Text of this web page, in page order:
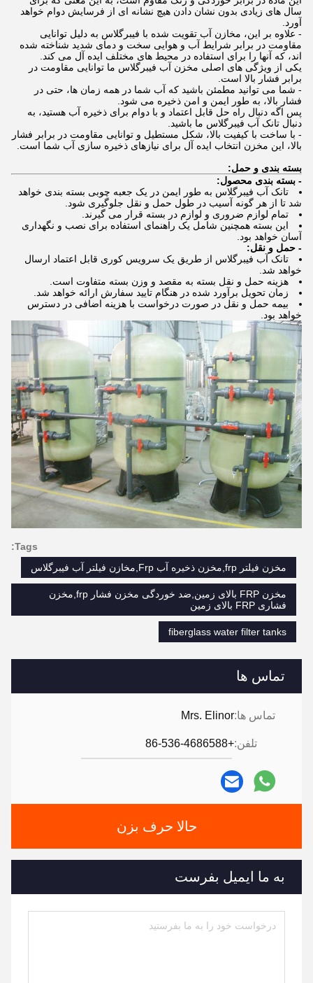
تماس ها
تماس ها:Mrs. Elinor
تلفن:+86-536-4686588
حالا حرف بزن
به ما ایمیل بفرست
سال های زیادی بدون نشان دادن هیچ نشانه ای از فرسایش دوام خواهد
آورد.
- علاوه بر این، مخازن آب تقویت شده با فیبرگلاس به دلیل توانایی
مقاومت در برابر شرایط آب و هوایی سخت و دمای شدید شناخته شده
اند، که آنها را برای استفاده در محیط های مختلف ایده آل می کند.
یکی از ویژگی های اصلی مخزن آب فیبرگلاس ما توانایی مقاومت در
برابر فشار بالا است.
- شما می توانید مطمئن باشید که آب شما در همه زمان ها، حتی در
فشار بالا، به طور ایمن و امن ذخیره می شود.
پس اگه دنبال راه حل قابل اعتماد و با دوام برای ذخیره آب هستید، به
دنبال تانک آب فیبرگلاس ما باشید.
- با ساخت با کیفیت بالا، شکل مستطیل و توانایی مقاومت در برابر فشار
بالا، این مخزن انتخاب ایده آل برای نیازهای ذخیره سازی آب شما است.
بسته بندی و حمل:
- بسته بندی محصول:
تانک آب فیبرگلاس به طور ایمن در یک جعبه چوبی بسته بندی خواهد
شد تا از هر گونه آسیب در طول حمل و نقل جلوگیری شود.
تمام لوازم ضروری و لوازم در بسته قرار می گیرند.
این بسته همچنین شامل یک راهنمای استفاده برای نصب و نگهداری
آسان خواهد بود.
- حمل و نقل:
تانک آب فیبرگلاس از طریق یک سرویس کوری قابل اعتماد ارسال
خواهد شد.
هزینه حمل و نقل بسته به مقصد و وزن بسته متفاوت است.
زمان تحویل برآورد شده در هنگام تایید سفارش ارائه خواهد شد.
بیمه حمل و نقل در صورت درخواست با هزینه اضافی در دسترس
خواهد بود.
Tags:
مخزن فیلتر frp,مخزن ذخیره آب Frp,مخازن فیلتر آب فیبرگلاس
مخزن FRP بالای زمین,ضد خوردگی مخزن فشار frp,مخزن
فشاری FRP بالای زمین
fiberglass water filter tanks